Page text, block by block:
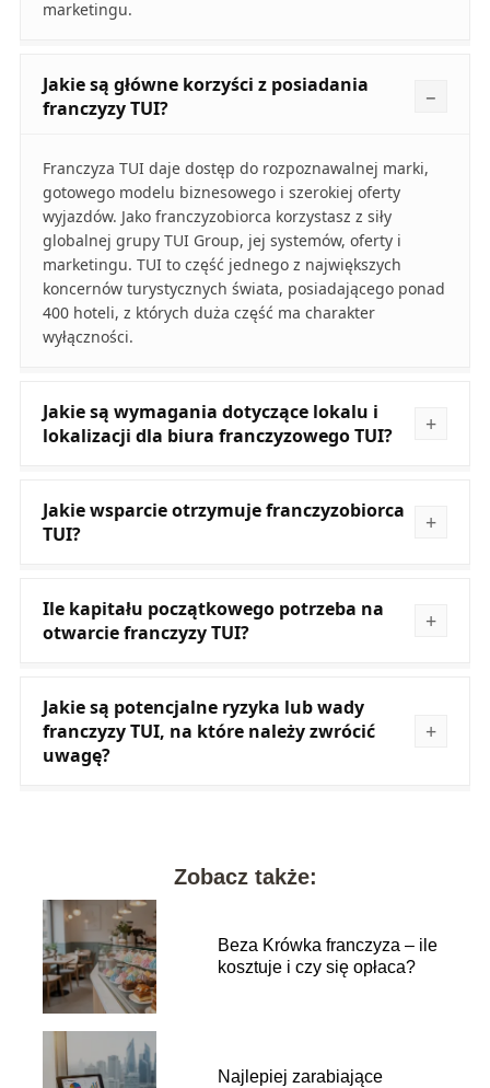
marketingu.
Jakie są główne korzyści z posiadania
franczyzy TUI?
Franczyza TUI daje dostęp do rozpoznawalnej marki,
gotowego modelu biznesowego i szerokiej oferty
wyjazdów. Jako franczyzobiorca korzystasz z siły
globalnej grupy TUI Group, jej systemów, oferty i
marketingu. TUI to część jednego z największych
koncernów turystycznych świata, posiadającego ponad
400 hoteli, z których duża część ma charakter
wyłączności.
Jakie są wymagania dotyczące lokalu i
lokalizacji dla biura franczyzowego TUI?
Jakie wsparcie otrzymuje franczyzobiorca
TUI?
Ile kapitału początkowego potrzeba na
otwarcie franczyzy TUI?
Jakie są potencjalne ryzyka lub wady
franczyzy TUI, na które należy zwrócić
uwagę?
Zobacz także:
Beza Krówka franczyza – ile
kosztuje i czy się opłaca?
Najlepiej zarabiające